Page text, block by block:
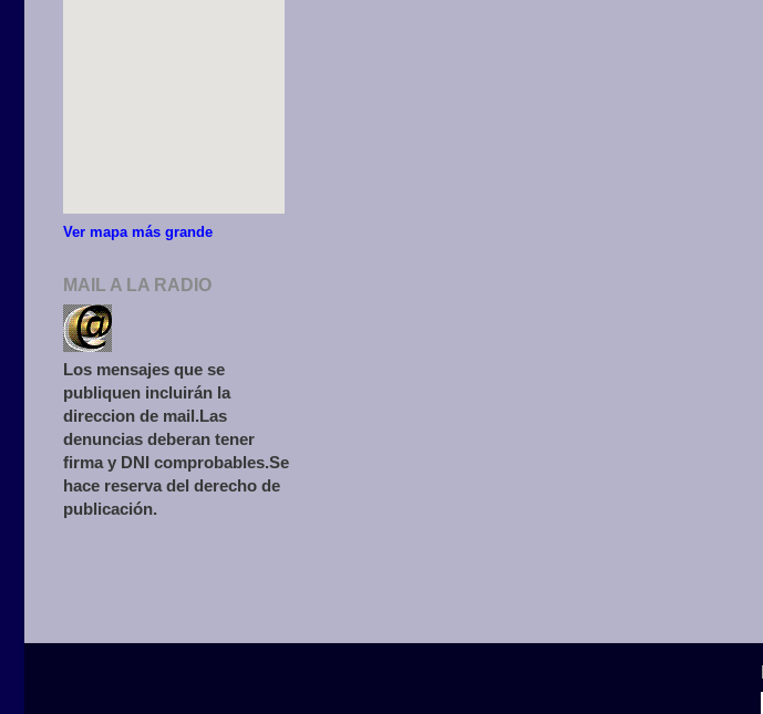
Ver mapa más grande
MAIL A LA RADIO
Los mensajes que se
publiquen incluirán la
direccion de mail.Las
denuncias deberan tener
firma y DNI comprobables.Se
hace reserva del derecho de
publicación.